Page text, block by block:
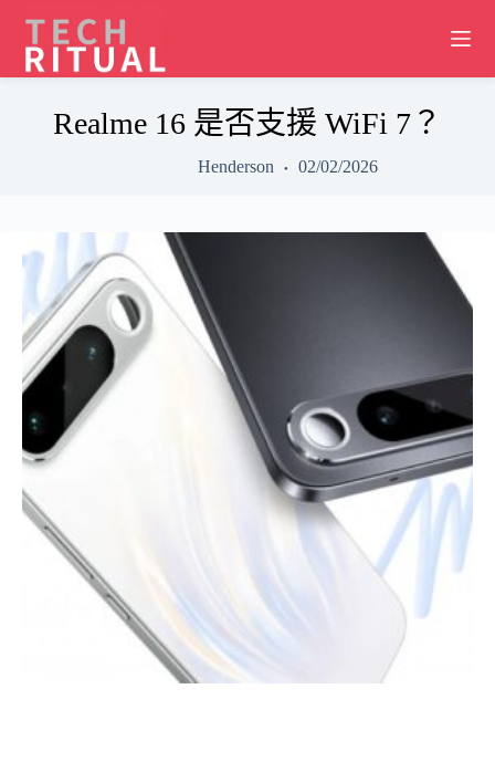
content
Realme 16 是否支援 WiFi 7？
Henderson 02/02/2026